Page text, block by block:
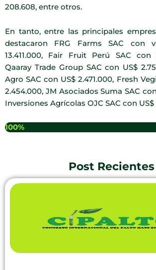
208.608, entre otros.
En tanto, entre las principales
destacaron FRG Farms SAC con
13.411.000, Fair Fruit Perú SAC con
Qaaray Trade Group SAC con US$
Agro SAC con US$ 2.471.000, Fresh
2.454.000, JM Asociados Suma SAC
Inversiones Agrícolas OJC SAC con US$
100%
Post Recientes